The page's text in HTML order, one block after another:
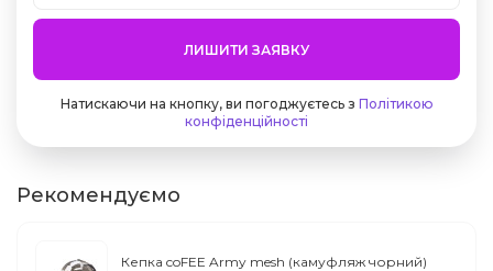
ЛИШИТИ ЗАЯВКУ
Натискаючи на кнопку, ви погоджуєтесь з Політикою
конфіденційності
Рекомендуємо
Кепка coFEE Army mesh (камуфляж чорний)